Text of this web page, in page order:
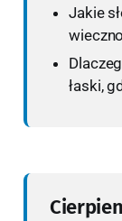
Jakie
łaski,